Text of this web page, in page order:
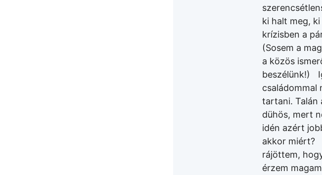
ki halt meg,
krízisben a
(Sosem a
a közös
beszélünk!)
családommal
tartani. Talán
dühös, mert
idén azért
akkor
rájöttem,
érzem